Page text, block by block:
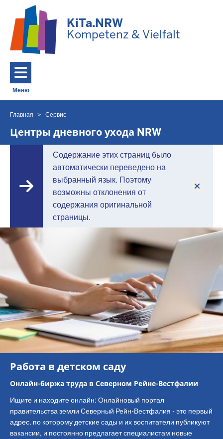
Перейти к основному содержанию
KiTa.NRW
Kompetenz & Vielfalt
Меню
Toggle navigation: Главное меню
Вы
находитесь
Главная Сервис
Центры дневного ухода NRW
Содержание этих страниц было
автоматически переведено на
выбранный язык. Поэтому
возможны отклонения от
содержания оригинальной
страницы.
Работа в детском саду
Онлайн-биржа труда в Северном Рейне-Вестфалии
Ищите и находите онлайн: Онлайновый портал
правительства земли Северный Рейн-Вестфалия - это первый
адрес, по которому детские сады и их воспитатели публикуют
вакансии, и постоянно предлагает специалистам новые